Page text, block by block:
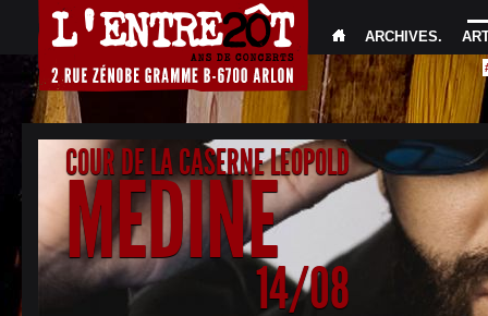
ARCHIVES.
COUR DE LA CASERNE LEOPOLD
MEDINE
14/08